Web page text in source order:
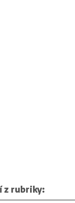
z rubriky: